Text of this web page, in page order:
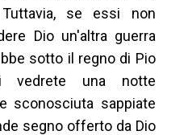
se essi non
Dio un'altra guerra
sotto il regno di Pio
vedrete una notte
sconosciuta sappiate
segno offerto da Dio